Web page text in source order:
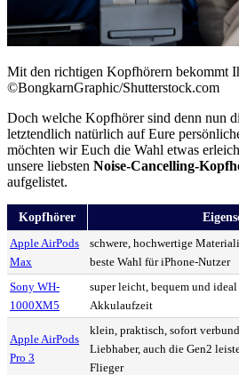
Mit den richtigen Kopfhörern bekommt
©BongkarnGraphic/Shutterstock.com
Doch welche Kopfhörer sind denn nun
letztendlich natürlich auf Eure
möchten wir Euch die Wahl etwas
unsere liebsten Noise-Cancelling-
aufgelistet.
Kopfhörer
Apple AirPods
Max
schwere, hochwertige
beste Wahl für iPhone-Nutzer
Sony WH-
1000XM5
super leicht, bequem und
Akkulaufzeit
Apple AirPods
Pro 3
klein, praktisch, sofort
Liebhaber, auch die Gen2
Flieger